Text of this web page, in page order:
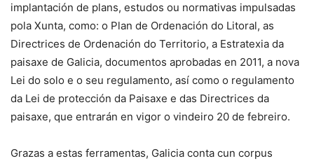
implantación de plans, estudos ou normativas impulsadas
pola Xunta, como: o Plan de Ordenación do Litoral, as
Directrices de Ordenación do Territorio, a Estratexia da
paisaxe de Galicia, documentos aprobadas en 2011, a nova
Lei do solo e o seu regulamento, así como o regulamento
da Lei de protección da Paisaxe e das Directrices da
paisaxe, que entrarán en vigor o vindeiro 20 de febreiro.
Grazas a estas ferramentas, Galicia conta cun corpus